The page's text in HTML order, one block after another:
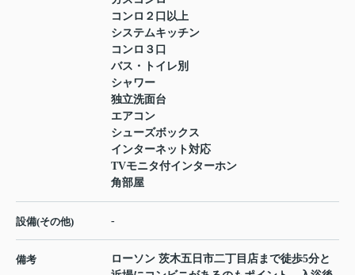
コンロ２口以上
システムキッチン
コンロ３口
バス・トイレ別
シャワー
独立洗面台
エアコン
シューズボックス
インターネット対応
TVモニタ付インターホン
角部屋
設備(その他) -
備考
ローソン 茨木五日市二丁目店まで徒歩5分と